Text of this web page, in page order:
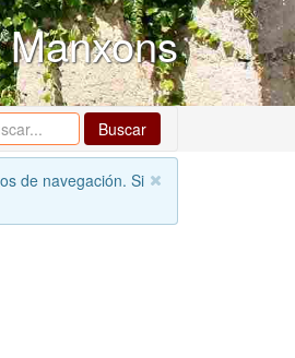
Buscar
de navegación. Si